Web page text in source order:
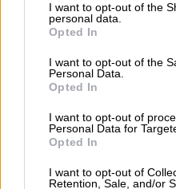
I want to opt-out of the
personal data.
Opted In
I want to opt-out of the
Personal Data.
Opted In
I want to opt-out of
Personal Data for
Opted In
I want to opt-out of
Retention, Sale, and/or
Gobierno y PP
el pacto que
meses para
Constitucionales